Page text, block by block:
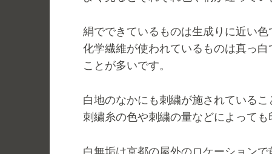
絹でできているものは生成りに近い色
化学繊維が使われているものは真っ白
ことが多いです。
白地のなかにも刺繍が施されているこ
刺繍糸の色や刺繍の量などによっても
白無垢は京都の屋外のロケーションで